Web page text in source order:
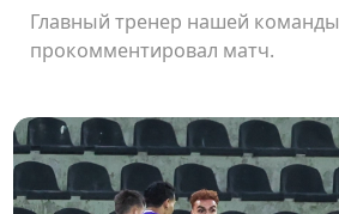
Главный тренер нашей команды
прокомментировал матч.